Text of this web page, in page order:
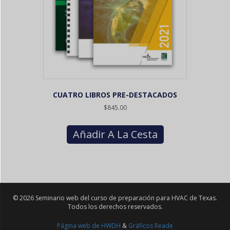
CUATRO LIBROS PRE-DESTACADOS
$845.00
Añadir A La Cesta
© 2026 Seminario web del curso de preparación para HVAC de Texas.
Todos los derechos reservados.
Página web de HWDH & Gráficos Reade